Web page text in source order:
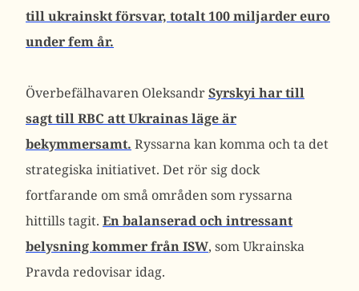
till ukrainskt försvar, totalt 100 miljarder euro
under fem år.
Överbefälhavaren OleksandrSyrskyi har till
sagt till RBC att Ukrainas läge är
bekymmersamt. Ryssarna kan komma och ta det
strategiska initiativet. Det rör sig dock
fortfarande om små områden som ryssarna
hittills tagit. En balanserad och intressant
belysning kommer från ISW, som Ukrainska
Pravda redovisar idag.